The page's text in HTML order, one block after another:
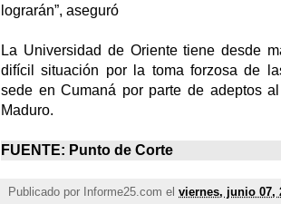
lograrán”, aseguró
La Universidad de Oriente tiene desde
difícil situación por la toma forzosa de
sede en Cumaná por parte de adeptos
Maduro.
FUENTE: Punto de Corte
Publicado por Informe25.com el viernes, junio 07,